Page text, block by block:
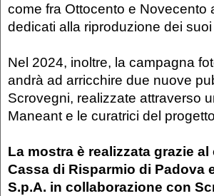
come fra Ottocento e
dedicati alla riproduzione dei
Nel 2024, inoltre, la campagna
andrà ad arricchire due nuove
Scrovegni, realizzate attraverso
Maneant e le curatrici del
La mostra è realizzata grazie
Cassa di Risparmio di Padova
S.p.A. in collaborazione con